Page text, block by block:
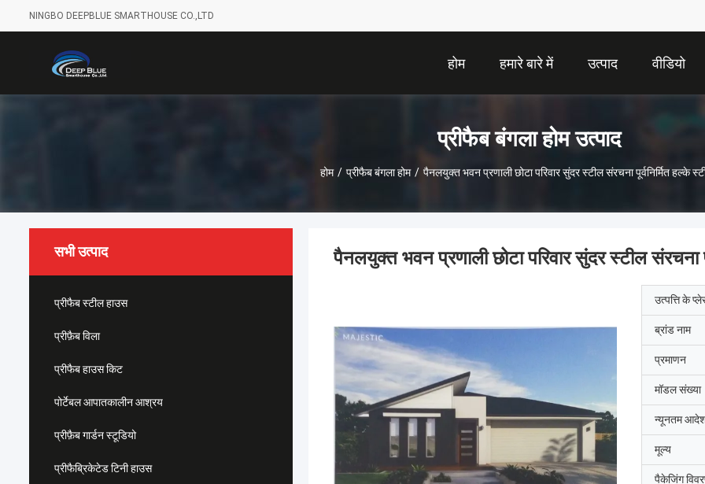
NINGBO DEEPBLUE SMARTHOUSE CO.,LTD
होम हमारे बारे में उत्पाद वीडियो
प्रीफैब बंगला होम उत्पाद
होम / प्रीफैब बंगला होम / पैनलयुक्त भवन प्रणाली छोटा परिवार सुंदर स्टील संरचना पूर्वनिर्मित हल्के
सभी उत्पाद
प्रीफैब स्टील हाउस
प्रीफ़ैब विला
प्रीफैब हाउस किट
पोर्टेबल आपातकालीन आश्रय
प्रीफ़ैब गार्डन स्टूडियो
प्रीफैब्रिकेटेड टिनी हाउस
पैनलयुक्त भवन प्रणाली छोटा परिवार सुंदर स्टील संरचना
उत्पत्ति के
ब्रांड नाम
प्रमाणन
मॉडल संख्या
न्यूनतम आदेश
मूल्य
पैकेजिंग